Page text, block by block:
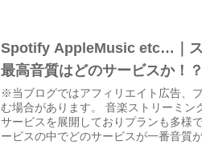
Spotify AppleMusic etc…｜ス
最高音質はどのサービスか！？
※当ブログではアフィリエイト広告、
む場合があります。 音楽ストリーミン
サービスを展開しておりプランも多様
ービスの中でどのサービスが一番音質